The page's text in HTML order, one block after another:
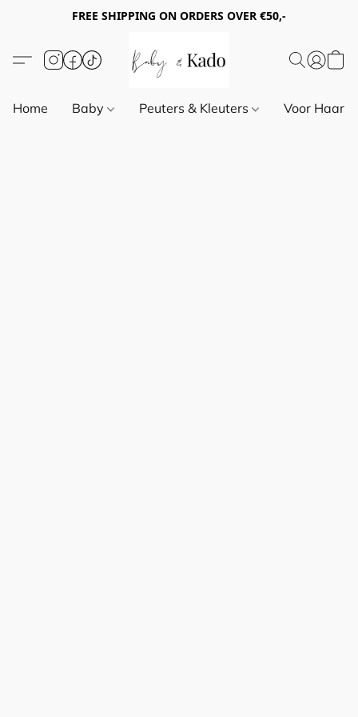
FREE SHIPPING ON ORDERS OVER €50,-
Home Baby Peuters & Kleuters Voor Haar